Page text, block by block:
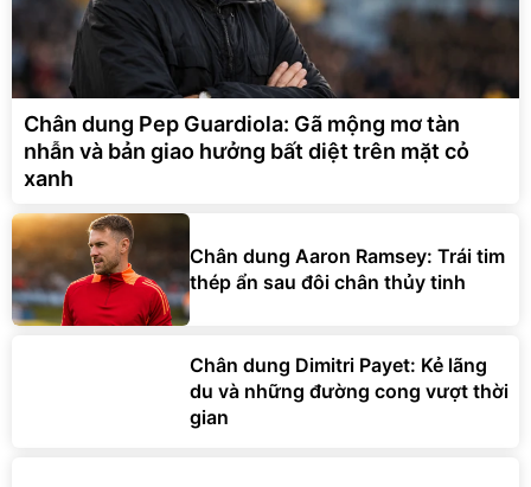
Chân dung Pep Guardiola: Gã mộng mơ tàn
nhẫn và bản giao hưởng bất diệt trên mặt cỏ
xanh
Chân dung Aaron Ramsey: Trái tim
thép ẩn sau đôi chân thủy tinh
Chân dung Dimitri Payet: Kẻ lãng
du và những đường cong vượt thời
gian